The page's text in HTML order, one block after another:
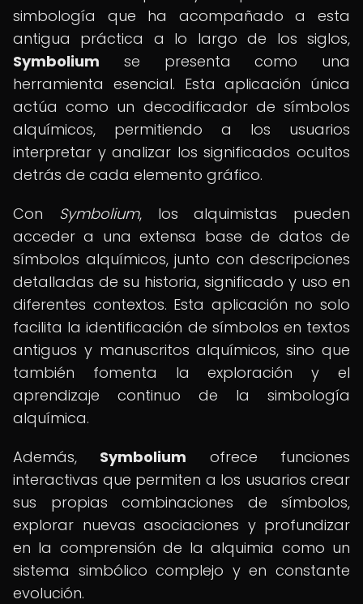
simbología que ha acompañado a esta
antigua práctica a lo largo de los siglos,
Symbolium se presenta como una
herramienta esencial. Esta aplicación única
actúa como un decodificador de símbolos
alquímicos, permitiendo a los usuarios
interpretar y analizar los significados ocultos
detrás de cada elemento gráfico.
Con Symbolium, los alquimistas pueden
acceder a una extensa base de datos de
símbolos alquímicos, junto con descripciones
detalladas de su historia, significado y uso en
diferentes contextos. Esta aplicación no solo
facilita la identificación de símbolos en textos
antiguos y manuscritos alquímicos, sino que
también fomenta la exploración y el
aprendizaje continuo de la simbología
alquímica.
Además, Symbolium ofrece funciones
interactivas que permiten a los usuarios crear
sus propias combinaciones de símbolos,
explorar nuevas asociaciones y profundizar
en la comprensión de la alquimia como un
sistema simbólico complejo y en constante
evolución.